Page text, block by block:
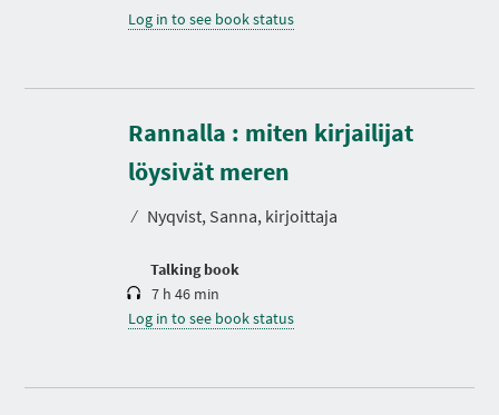
Log in to see book status
Rannalla : miten kirjailijat
löysivät meren
⁄ Nyqvist, Sanna, kirjoittaja
Talking book
D
u
r
a
i
7 h 46 min
Log in to see book status